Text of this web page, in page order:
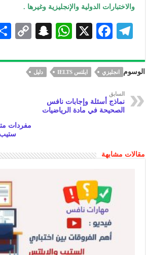
والاختبارات الدولية والإنجليزية وغيرها .
Te
gr
a
m
F
eb
oo
k
X
W
at
s
p
S
a
pc
C
p
k
الوسوم انجليزي ايلتس IELTS دليل
السابق
نماذج أسئلة وإجابات نافس
الصحيحة في مادة الرياضيات
مفردات
ستيب STEP قسم القراءة
مقالات مشابهة